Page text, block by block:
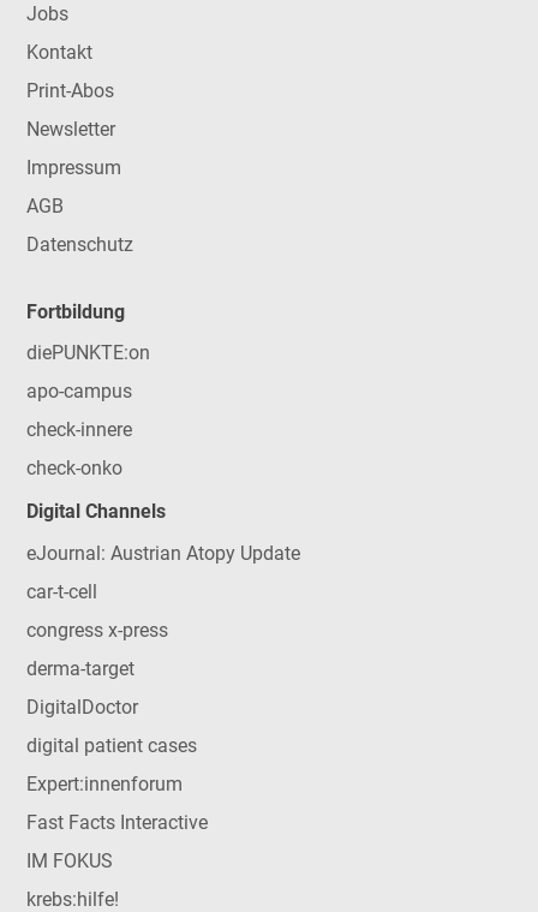
Jobs
Kontakt
Print-Abos
Newsletter
Impressum
AGB
Datenschutz
Fortbildung
diePUNKTE:on
apo-campus
check-innere
check-onko
Digital Channels
eJournal: Austrian Atopy Update
car-t-cell
congress x-press
derma-target
DigitalDoctor
digital patient cases
Expert:innenforum
Fast Facts Interactive
IM FOKUS
krebs:hilfe!